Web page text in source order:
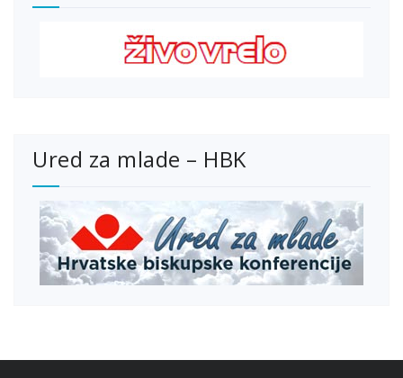
Ured za mlade – HBK